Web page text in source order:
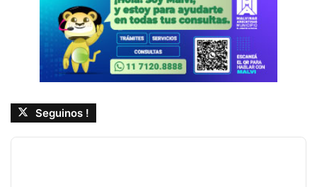
Seguinos !